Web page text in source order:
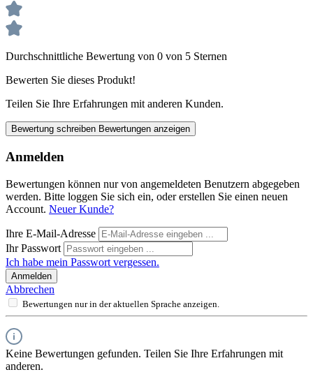
Durchschnittliche Bewertung von 0 von 5 Sternen
Bewerten Sie dieses Produkt!
Teilen Sie Ihre Erfahrungen mit anderen Kunden.
Bewertung schreiben Bewertungen anzeigen
Anmelden
Bewertungen können nur von angemeldeten Benutzern abgegeben
werden. Bitte loggen Sie sich ein, oder erstellen Sie einen neuen
Account. Neuer Kunde?
Ihre E-Mail-Adresse
Ihr Passwort
Ich habe mein Passwort vergessen.
Anmelden
Abbrechen
Bewertungen nur in der aktuellen Sprache anzeigen.
Keine Bewertungen gefunden. Teilen Sie Ihre Erfahrungen mit
anderen.